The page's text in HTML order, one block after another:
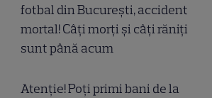
fotbal din București, accident
mortal! Câți morți și câți răniți
sunt până acum
Atenție! Poți primi bani de la